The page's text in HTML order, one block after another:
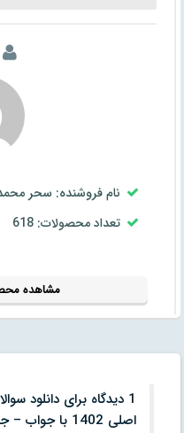
نام فروشنده: سحر
تعداد محصولات: 618
مشاهده
1 دیدگاه برای
دانلود
اصلی 1402 با جواب – جدید با ضمانت قبولی